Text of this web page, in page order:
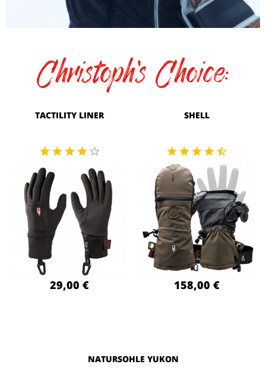
Christoph's Choice:
TACTILITY LINER
29,00 €
SHELL
158,00 €
NATURSOHLE YUKON